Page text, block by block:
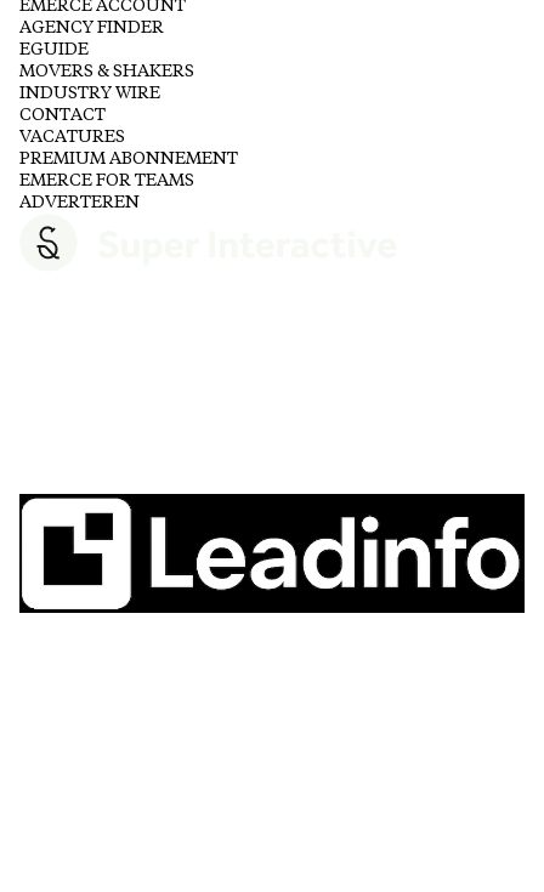
EMERCE ACCOUNT
AGENCY FINDER
EGUIDE
MOVERS & SHAKERS
INDUSTRY WIRE
CONTACT
VACATURES
PREMIUM ABONNEMENT
EMERCE FOR TEAMS
ADVERTEREN